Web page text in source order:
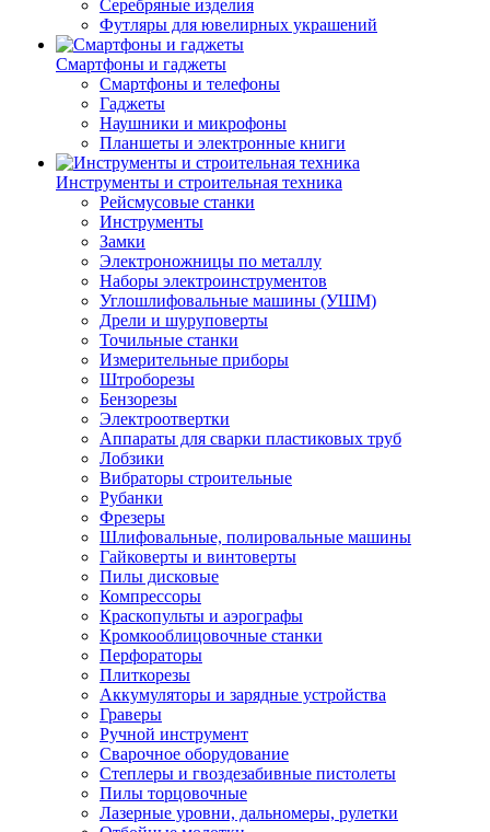
Серебряные изделия
Футляры для ювелирных украшений
Смартфоны и гаджеты
Смартфоны и телефоны
Гаджеты
Наушники и микрофоны
Планшеты и электронные книги
Инструменты и строительная техника
Рейсмусовые станки
Инструменты
Замки
Электроножницы по металлу
Наборы электроинструментов
Углошлифовальные машины (УШМ)
Дрели и шуруповерты
Точильные станки
Измерительные приборы
Штроборезы
Бензорезы
Электроотвертки
Аппараты для сварки пластиковых труб
Лобзики
Вибраторы строительные
Рубанки
Фрезеры
Шлифовальные, полировальные машины
Гайковерты и винтоверты
Пилы дисковые
Компрессоры
Краскопульты и аэрографы
Кромкооблицовочные станки
Перфораторы
Плиткорезы
Аккумуляторы и зарядные устройства
Граверы
Ручной инструмент
Сварочное оборудование
Степлеры и гвоздезабивные пистолеты
Пилы торцовочные
Лазерные уровни, дальномеры, рулетки